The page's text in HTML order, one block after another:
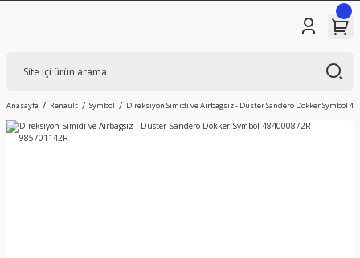
Anasayfa Renault Symbol Direksiyon Simidi ve Airbagsiz - Duster Sandero Dokker Symbol